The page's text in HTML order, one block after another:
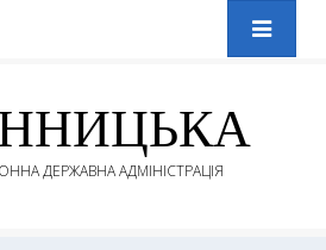
ДЕРЖАВНА АДМІНІСТРАЦІЯ